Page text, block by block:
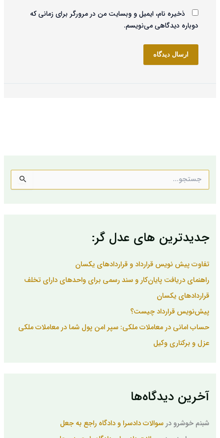
ذخیره نام، ایمیل و وبسایت من در مرورگر برای زمانی که
دوباره دیدگاهی می‌نویسم.
س
ر
:
جدیدترین های عدل گر:
تفاوت پیش نویس قرارداد و قراردادهای یکسان
راهنمای دریافت پایان‌کار و سند رسمی برای واحدهای دارای تخلف
قراردادهای یکسان
پیش‌نویس قرارداد چیست؟
حساب امانی در معاملات ملکی: سپر امن پول شما در معاملات ملکی
عزل و برکناری وکیل
آخرین دیدگاه‌ها
شبنم خوشرو درسوالات دادسرا و دادگاه راجع به جعل